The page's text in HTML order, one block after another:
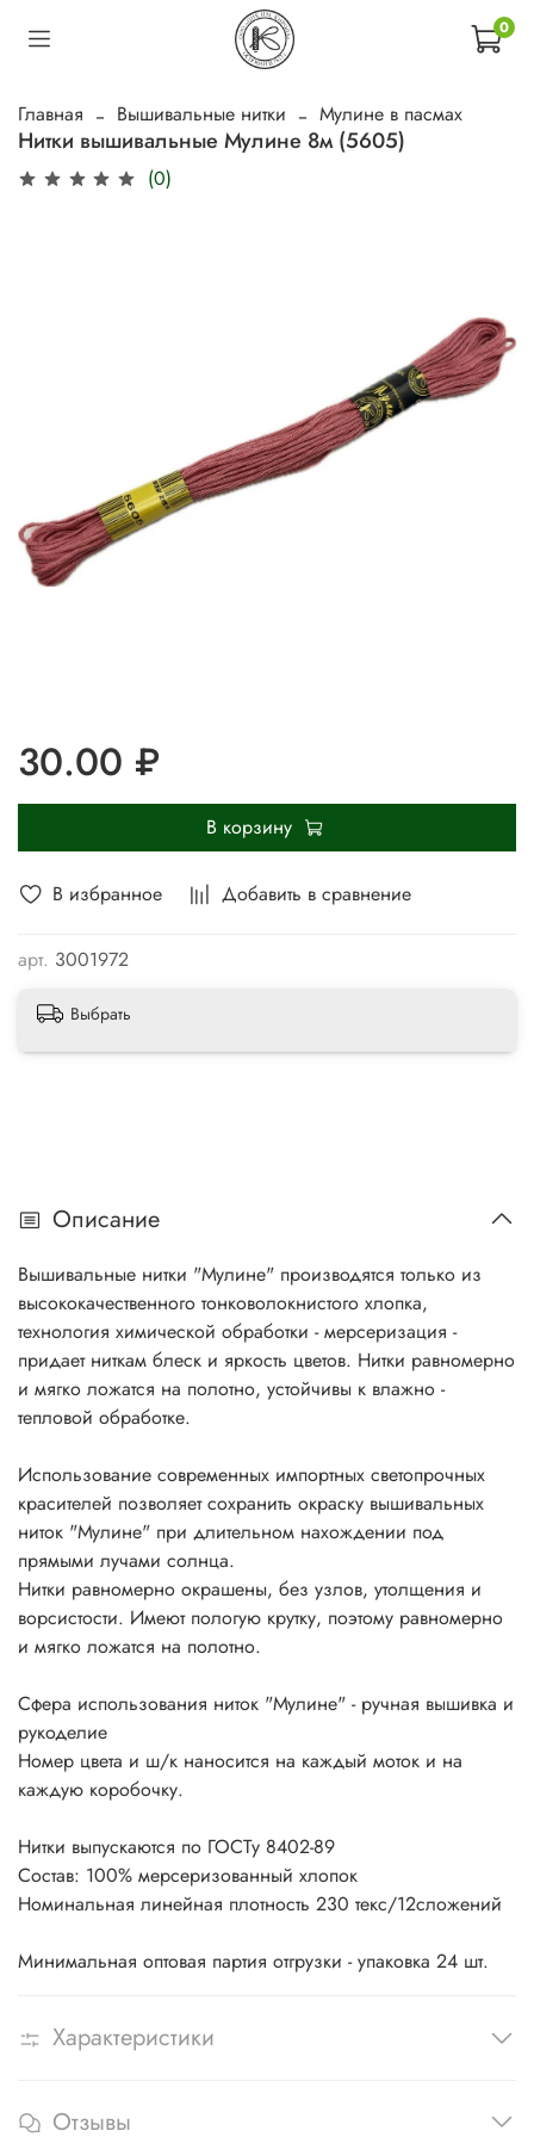
0
Главная Вышивальные нитки Мулине в пасмах
Нитки вышивальные Мулине 8м (5605)
(0)
В избранное Добавить в сравнение
арт. 3001972
30.00 ₽
В корзину
Выбрать
Описание
Вышивальные нитки "Мулине" производятся только из
высококачественного тонковолокнистого хлопка,
технология химической обработки - мерсеризация -
придает ниткам блеск и яркость цветов. Нитки равномерно
и мягко ложатся на полотно, устойчивы к влажно -
тепловой обработке.
Использование современных импортных светопрочных
красителей позволяет сохранить окраску вышивальных
ниток "Мулине" при длительном нахождении под
прямыми лучами солнца.
Нитки равномерно окрашены, без узлов, утолщения и
ворсистости. Имеют пологую крутку, поэтому равномерно
и мягко ложатся на полотно.
Сфера использования ниток "Мулине" - ручная вышивка и
рукоделие
Номер цвета и ш/к наносится на каждый моток и на
каждую коробочку.
Нитки выпускаются по ГОСТу 8402-89
Состав: 100% мерсеризованный хлопок
Номинальная линейная плотность 230 текс/12сложений
Минимальная оптовая партия отгрузки - упаковка 24 шт.
Характеристики
Отзывы